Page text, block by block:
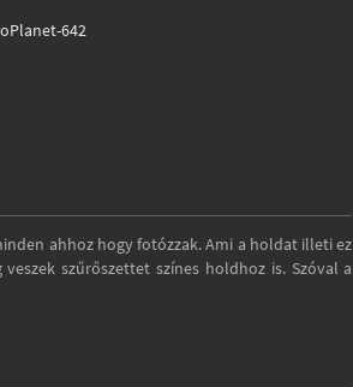
642
ahhoz hogy fotózzak. Ami a holdat illeti ez
szűrőszettet színes holdhoz is. Szóval a